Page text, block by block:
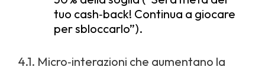
tuo cash‑back! Continua a giocare
per sbloccarlo”).
4.1. Micro‑interazioni che aumentano la